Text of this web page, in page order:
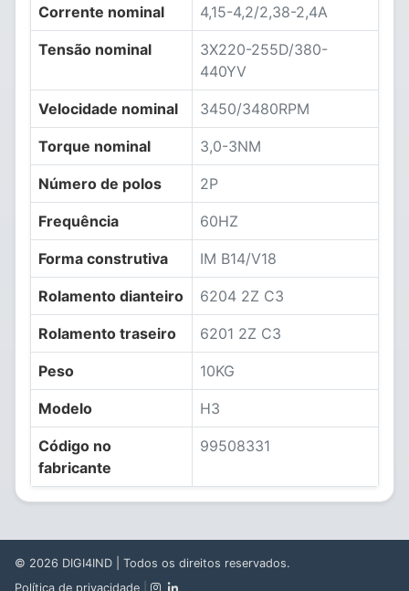
Corrente nominal 4,15-4,2/2,38-2,4A
Tensão nominal
3X220-255D/380-
440YV
Velocidade nominal 3450/3480RPM
Torque nominal 3,0-3NM
Número de polos 2P
Frequência 60HZ
Forma construtiva IM B14/V18
Rolamento dianteiro 6204 2Z C3
Rolamento traseiro 6201 2Z C3
Peso 10KG
Modelo H3
Código no
fabricante
99508331
© 2026 DIGI4IND | Todos os direitos reservados.
Política de privacidade